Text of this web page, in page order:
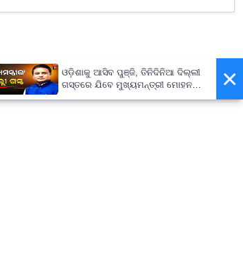
×
ଓଡ଼ିଶାକୁ ଆସିବ ପୁଞ୍ଜି, ତିନିଦିନିଆ ଦିଲ୍ଲୀ
ଗସ୍ତରେ ଯିବେ ମୁଖ୍ୟମନ୍ତ୍ରୀ ମୋହନ
ମାଝୀ